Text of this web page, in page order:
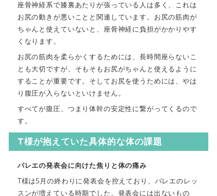
座骨神経系で膝裏あたりが張っている人は多く、これは
お尻の動きが悪いことと関連しています。お尻の筋肉が
ちゃんと使えていないと、座骨神経に負担がかかりやす
くなります。
お尻の筋肉を柔らかくするためには、長時間座らないこ
とも大切ですが、そもそもお尻がちゃんと使えるように
することが重要です。そしてお尻を使うためには、やは
り腹圧が入らないといけません。
すべてが腹圧、つまり体幹の安定性に繋がってくるので
す。
T様が抱えていた具体的な体の課題
バレエの発表会に向けた焦りと体の痛み
T様は5月の終わりに発表会を控えており、バレエのレッ
スンが増えている時期でした。発表会には出ないもの